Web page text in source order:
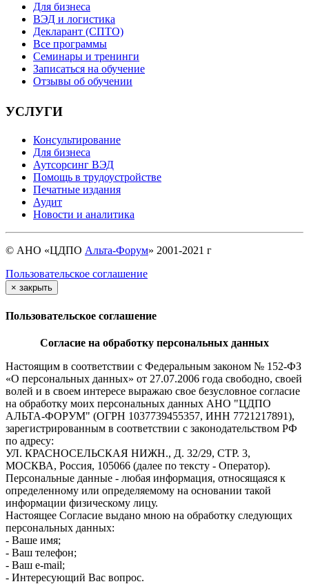
Для бизнеса
ВЭД и логистика
Декларант (СПТО)
Все программы
Семинары и тренинги
Записаться на обучение
Отзывы об обучении
УСЛУГИ
Консультирование
Для бизнеса
Аутсорсинг ВЭД
Помощь в трудоустройстве
Печатные издания
Аудит
Новости и аналитика
© АНО «ЦДПО Альта-Форум» 2001-2021 г
Пользовательское соглашение
× закрыть
Пользовательское соглашение
Согласие на обработку персональных данных
Настоящим в соответствии с Федеральным законом № 152-ФЗ
«О персональных данных» от 27.07.2006 года свободно, своей
волей и в своем интересе выражаю свое безусловное согласие
на обработку моих персональных данных АНО "ЦДПО
АЛЬТА-ФОРУМ" (ОГРН 1037739455357, ИНН 7721217891),
зарегистрированным в соответствии с законодательством РФ
по адресу:
УЛ. КРАСНОСЕЛЬСКАЯ НИЖН., Д. 32/29, СТР. 3,
МОСКВА, Россия, 105066 (далее по тексту - Оператор).
Персональные данные - любая информация, относящаяся к
определенному или определяемому на основании такой
информации физическому лицу.
Настоящее Согласие выдано мною на обработку следующих
персональных данных:
- Ваше имя;
- Ваш телефон;
- Ваш e-mail;
- Интересующий Вас вопрос.